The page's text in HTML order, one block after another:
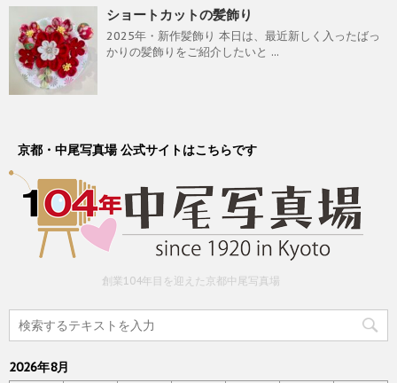
ショートカットの髪飾り
2025年・新作髪飾り 本日は、最近新しく入ったばっ
かりの髪飾りをご紹介したいと ...
京都・中尾写真場 公式サイトはこちらです
創業104年目を迎えた京都中尾写真場
2026年8月